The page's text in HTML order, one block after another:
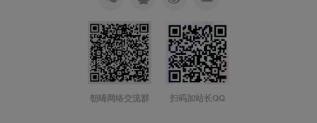
朝晞网络交流群 扫码加站长QQ